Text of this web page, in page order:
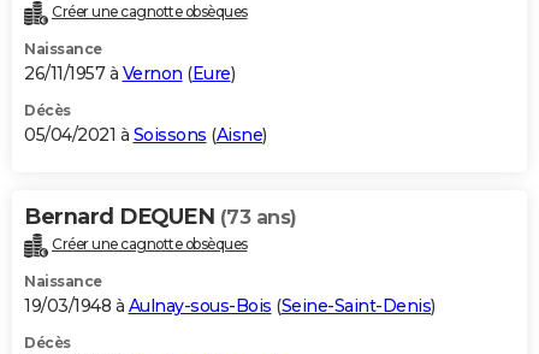
Créer une cagnotte obsèques
Naissance
26/11/1957 à Vernon (Eure)
Décès
05/04/2021 à Soissons (Aisne)
Bernard DEQUEN (73 ans)
Créer une cagnotte obsèques
Naissance
19/03/1948 à Aulnay-sous-Bois (Seine-Saint-Denis)
Décès